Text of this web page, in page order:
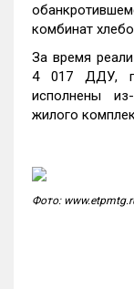
комбинат
За время
4 017 ДДУ,
исполнены из-
жилого
Фото: